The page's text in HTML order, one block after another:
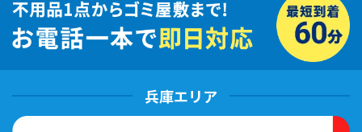
兵庫エリア